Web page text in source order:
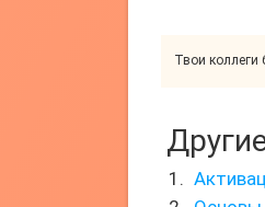
Твои коллеги